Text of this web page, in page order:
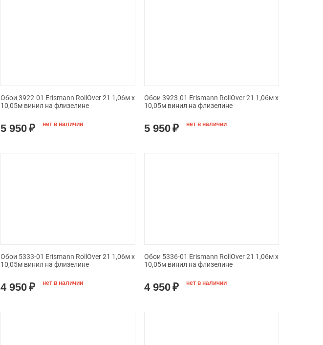
Обои 3922-01 Erismann RollOver 21 1,06м х
10,05м винил на флизелине
5 950₽ нет в наличии
Обои 3923-01 Erismann RollOver 21 1,06м х
10,05м винил на флизелине
5 950₽ нет в наличии
Обои 5333-01 Erismann RollOver 21 1,06м х
10,05м винил на флизелине
4 950₽ нет в наличии
Обои 5336-01 Erismann RollOver 21 1,06м х
10,05м винил на флизелине
4 950₽ нет в наличии